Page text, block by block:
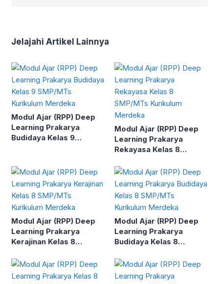
Jelajahi Artikel Lainnya
Modul Ajar (RPP) Deep
Learning Prakarya
Budidaya Kelas 9
Modul Ajar (RPP) Deep
Learning Prakarya
Rekayasa Kelas 8
Merdeka
Modul Ajar (RPP) Deep
Learning Prakarya
Kerajinan Kelas 8
Merdeka
Modul Ajar (RPP) Deep
Learning Prakarya
Budidaya Kelas 8
Merdeka